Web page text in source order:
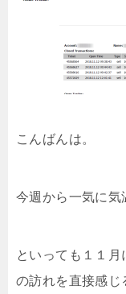
こんばんは。
今週から一気に気
といっても１１
の訪れを直接感じ